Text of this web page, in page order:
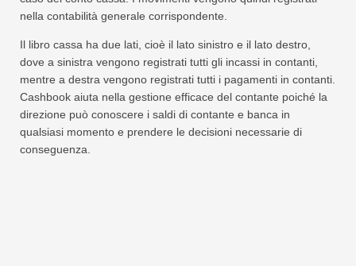
nella contabilità generale corrispondente.
Il libro cassa ha due lati, cioè il lato sinistro e il lato destro,
dove a sinistra vengono registrati tutti gli incassi in contanti,
mentre a destra vengono registrati tutti i pagamenti in contanti.
Cashbook aiuta nella gestione efficace del contante poiché la
direzione può conoscere i saldi di contante e banca in
qualsiasi momento e prendere le decisioni necessarie di
conseguenza.